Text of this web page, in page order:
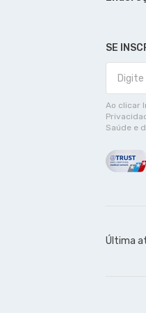
SE
Ao clicar
Saúde e
Última